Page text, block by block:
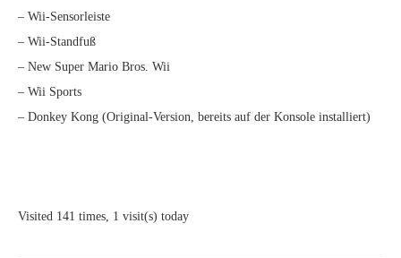
– Wii-Sensorleiste
– Wii-Standfuß
– New Super Mario Bros. Wii
– Wii Sports
– Donkey Kong (Original-Version, bereits auf der Konsole installiert)
Visited 141 times, 1 visit(s) today